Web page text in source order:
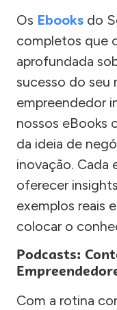
Os Ebooks do
completos que
aprofundada
sucesso do seu
empreendedor
nossos eBooks
da ideia de
inovação. Cada
oferecer
exemplos reais
colocar o
Podcasts:
Com a rotina